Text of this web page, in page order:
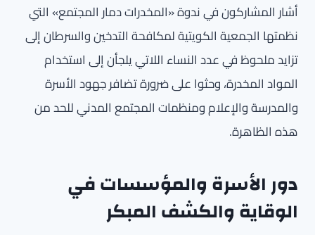
أشار المشاركون في ندوة «المخدرات دمار المجتمع» التي
نظمتها الجمعية الكويتية لمكافحة التدخين والسرطان إلى
تزايد ملحوظ في عدد النساء اللاتي يلجأن إلى استخدام
المواد المخدرة، وحثوا على ضرورة تضافر جهود الأسرة
والمدرسة والإعلام ومنظمات المجتمع المدني للحد من
هذه الظاهرة.
دور الأسرة والمؤسسات في
الوقاية والكشف المبكر